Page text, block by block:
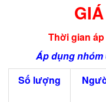
Thời gian
Áp dụng nhóm
Số lượng